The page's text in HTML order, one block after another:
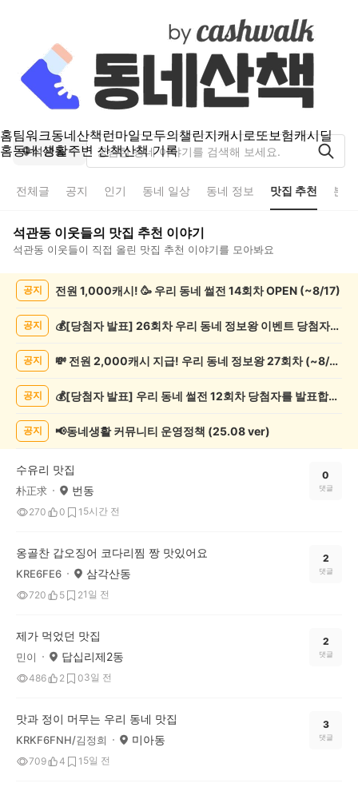
홈팀워크동네산책런마일모두의챌린지캐시로또보험캐시딜
홈동네 생활주변 산책산책 기록
석관동
전체글 공지 인기 동네 일상 동네 정보 맛집 추천 분
석관동 이웃들의 맛집 추천 이야기
석관동 이웃들이 직접 올린 맛집 추천 이야기를 모아봐요
록
공지 전원 1,000캐시! 🥳 우리 동네 썰전 14회차 OPEN (~8/17)
공지 💰[당첨자 발표] 26회차 우리 동네 정보왕 이벤트 당첨자를 발표합니다!
공지 💸 전원 2,000캐시 지급! 우리 동네 정보왕 27회차 (~8/10)
공지 💰[당첨자 발표] 우리 동네 썰전 12회차 당첨자를 발표합니다!
공지 📢동네생활 커뮤니티 운영정책 (25.08 ver)
수유리 맛집
朴正求 번동
270 0 1 5시간 전
0
댓글
옹골찬 갑오징어 코다리찜 짱 맛있어요
KRE6FE6 삼각산동
720 5 21일 전
2
댓글
제가 먹었던 맛집
민이 답십리제2동
486 2 03일 전
2
댓글
맛과 정이 머무는 우리 동네 맛집
KRKF6FNH/김정희 미아동
709 4 1 5일 전
3
댓글